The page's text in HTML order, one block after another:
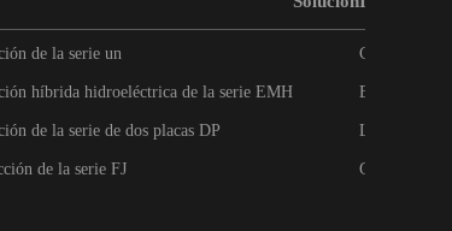
de la serie un
híbrida hidroeléctrica de la serie EMH
de la serie de dos placas DP
de la serie FJ
Centro de
Equipo de I
Logros
Garantía de